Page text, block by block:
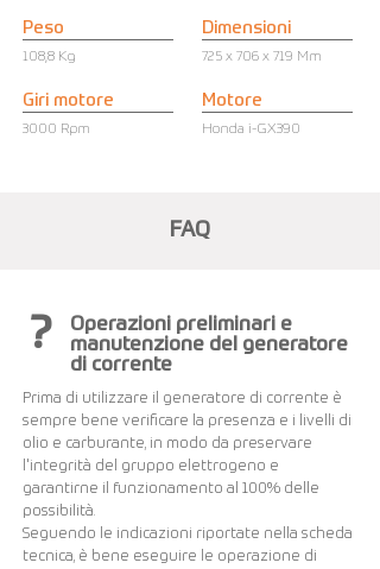
Peso
108,8 Kg
Giri motore
3000 Rpm
Dimensioni
725 x 706 x 719 Mm
Motore
Honda i-GX390
FAQ
?
Operazioni preliminari e
manutenzione del generatore
di corrente
Prima di utilizzare il generatore di corrente è
sempre bene verificare la presenza e i livelli di
olio e carburante, in modo da preservare
l'integrità del gruppo elettrogeno e
garantirne il funzionamento al 100% delle
possibilità.
Seguendo le indicazioni riportate nella scheda
tecnica, è bene eseguire le operazione di